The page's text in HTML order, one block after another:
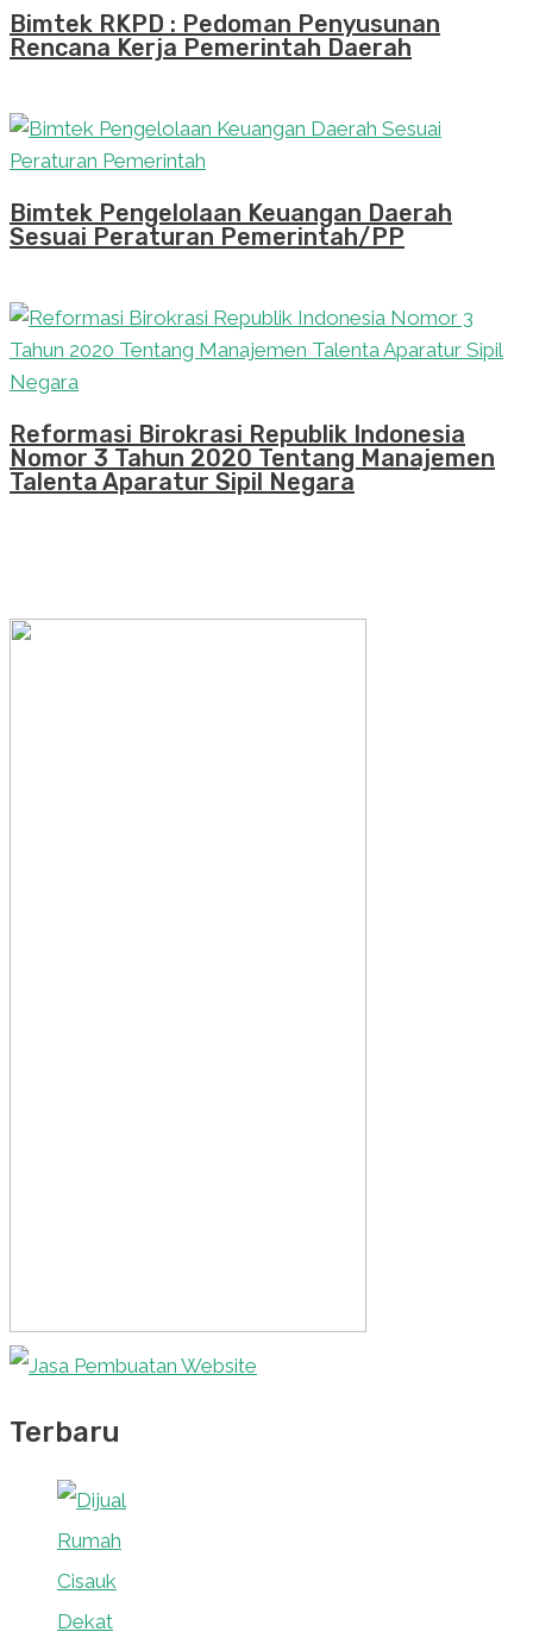
Bimtek RKPD : Pedoman Penyusunan
Rencana Kerja Pemerintah Daerah
Bimtek Pengelolaan Keuangan Daerah
Sesuai Peraturan Pemerintah/PP
Reformasi Birokrasi Republik Indonesia
Nomor 3 Tahun 2020 Tentang Manajemen
Talenta Aparatur Sipil Negara
Terbaru